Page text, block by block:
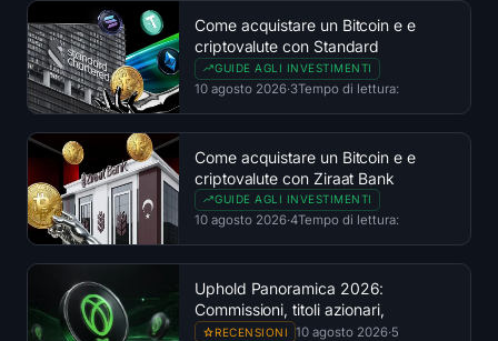
Come acquistare un Bitcoin e e
criptovalute con Standard
Chartered
GUIDE AGLI INVESTIMENTI
10 agosto 2026·3Tempo di lettura:
Come acquistare un Bitcoin e e
criptovalute con Ziraat Bank
GUIDE AGLI INVESTIMENTI
10 agosto 2026·4Tempo di lettura:
Uphold Panoramica 2026:
Commissioni, titoli azionari,
regolamentazione e sicurezza
RECENSIONI 10 agosto 2026·5